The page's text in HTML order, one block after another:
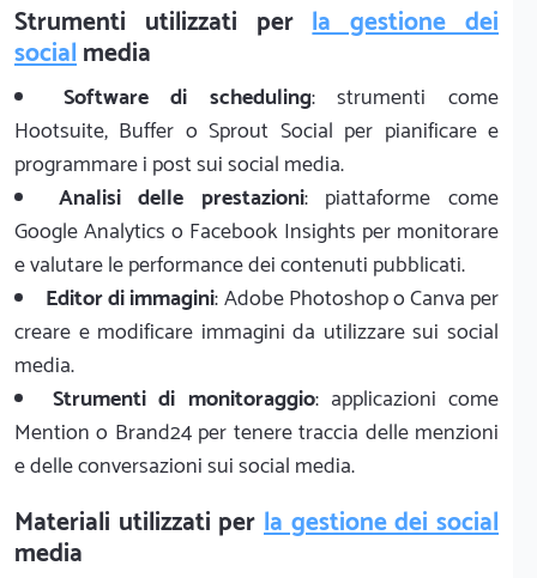
Strumenti utilizzati perla gestione dei
socialmedia
Software di scheduling: strumenti come
Hootsuite, Buffer o Sprout Social per pianificare e
programmare i post sui social media.
Analisi delle prestazioni: piattaforme come
Google Analytics o Facebook Insights per monitorare
e valutare le performance dei contenuti pubblicati.
Editor di immagini: Adobe Photoshop o Canva per
creare e modificare immagini da utilizzare sui social
media.
Strumenti di monitoraggio: applicazioni come
Mention o Brand24 per tenere traccia delle menzioni
e delle conversazioni sui social media.
Materiali utilizzati per la gestione dei social
media